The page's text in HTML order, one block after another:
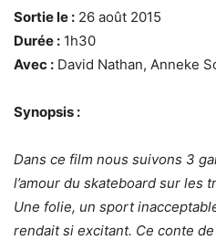
Sortie le : 26 août 2015
Durée : 1h30
Avec : David Nathan, Anneke
Synopsis :
Dans ce film nous suivons 3
l’amour du skateboard sur les
Une folie, un sport
rendait si excitant. Ce conte de